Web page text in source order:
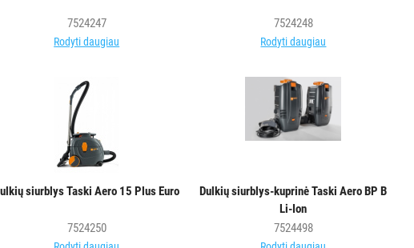
7524247
Rodyti daugiau
7524248
Rodyti daugiau
siurblys Taski Aero 15 Plus Euro
7524250
Dulkių siurblys-kuprinė Taski Aero BP B
Li-Ion
7524498